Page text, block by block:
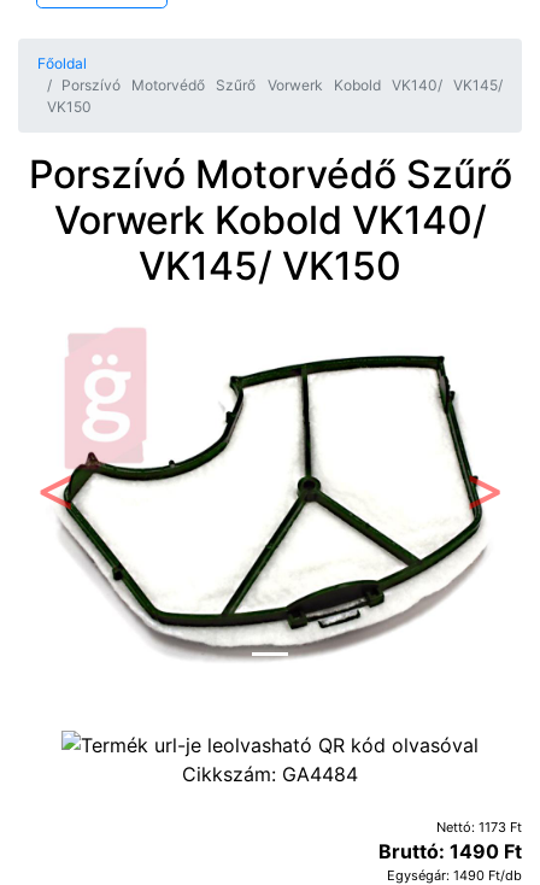
Főoldal
Porszívó Motorvédő Szűrő Vorwerk Kobold VK140/ VK145/
VK150
Porszívó Motorvédő Szűrő
Vorwerk Kobold VK140/
VK145/ VK150
Előző
Cikkszám: GA4484
Nettó: 1173 Ft
Bruttó: 1490 Ft
Egységár: 1490 Ft/db